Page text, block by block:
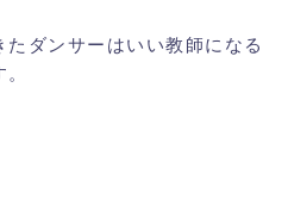
ダンサーはいい教師になる